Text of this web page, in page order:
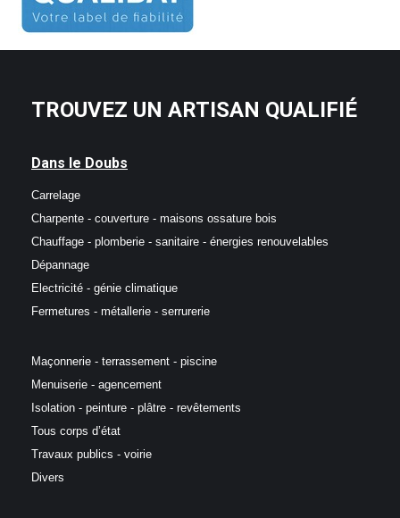
TROUVEZ UN ARTISAN QUALIFIÉ
Dans le Doubs
Carrelage
Charpente - couverture - maisons ossature bois
Chauffage - plomberie - sanitaire - énergies renouvelables
Dépannage
Electricité - génie climatique
Fermetures - métallerie - serrurerie
Maçonnerie - terrassement - piscine
Menuiserie - agencement
Isolation - peinture - plâtre - revêtements
Tous corps d’état
Travaux publics - voirie
Divers